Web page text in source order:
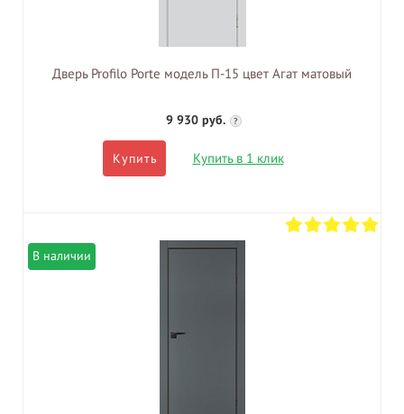
Дверь Profilo Porte модель П-15 цвет Агат матовый
9 930 руб. ?
Купить Купить в 1 клик
В наличии